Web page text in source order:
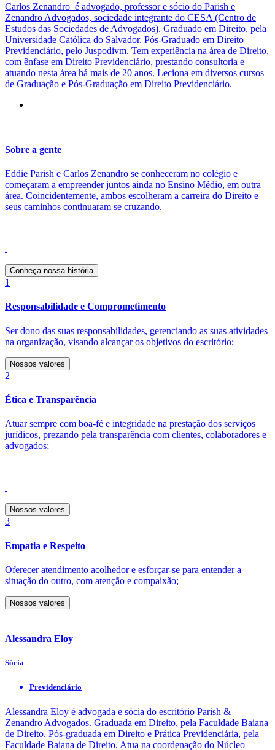
Carlos Zenandro é advogado, professor e sócio do Parish e
Zenandro Advogados, sociedade integrante do CESA (Centro de
Estudos das Sociedades de Advogados). Graduado em Direito, pela
Universidade Católica do Salvador. Pós-Graduado em Direito
Previdenciário, pelo Juspodivm. Tem experiência na área de Direito,
com ênfase em Direito Previdenciário, prestando consultoria e
atuando nesta área há mais de 20 anos. Leciona em diversos cursos
de Graduação e Pós-Graduação em Direito Previdenciário.
Sobre a gente
Eddie Parish e Carlos Zenandro se conheceram no colégio e
começaram a empreender juntos ainda no Ensino Médio, em outra
área. Coincidentemente, ambos escolheram a carreira do Direito e
seus caminhos continuaram se cruzando.
Conheça nossa história
1
Responsabilidade e Comprometimento
Ser dono das suas responsabilidades, gerenciando as suas atividades
na organização, visando alcançar os objetivos do escritório;
Nossos valores
2
Ética e Transparência
Atuar sempre com boa-fé e integridade na prestação dos serviços
jurídicos, prezando pela transparência com clientes, colaboradores e
advogados;
Nossos valores
3
Empatia e Respeito
Oferecer atendimento acolhedor e esforçar-se para entender a
situação do outro, com atenção e compaixão;
Nossos valores
Alessandra Eloy
Sócia
Previdenciário
Alessandra Eloy é advogada e sócia do escritório Parish &
Zenandro Advogados. Graduada em Direito, pela Faculdade Baiana
de Direito. Pós-graduada em Direito e Prática Previdenciária, pela
Faculdade Baiana de Direito. Atua na coordenação do Núcleo